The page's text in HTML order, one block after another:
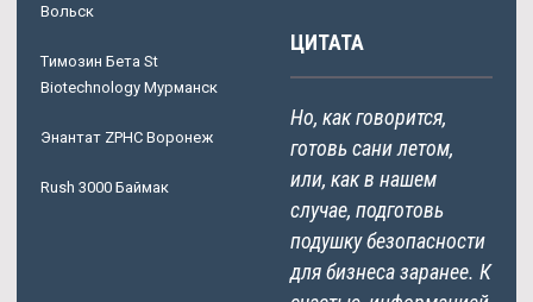
Вольск
Tимозин Бета St
Biotechnology Мурманск
Энантат ZPHC Воронеж
Rush 3000 Баймак
ЦИТАТА
Но, как говорится,
готовь сани летом,
или, как в нашем
случае, подготовь
подушку безопасности
для бизнеса заранее. К